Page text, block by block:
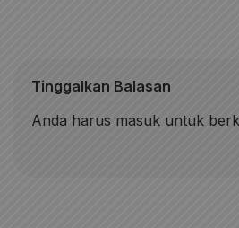
Tinggalkan Balasan
Anda harus masuk untuk